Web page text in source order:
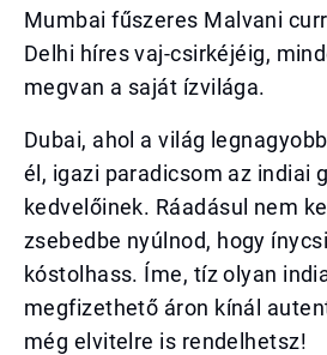
Mumbai fűszeres Malvani
Delhi híres vaj-csirkéjéig,
megvan a saját ízvilága.
Dubai, ahol a világ
él, igazi paradicsom az indiai
kedvelőinek. Ráadásul nem
zsebedbe nyúlnod, hogy
kóstolhass. Íme, tíz olyan
megfizethető áron kínál
még elvitelre is rendelhetsz!